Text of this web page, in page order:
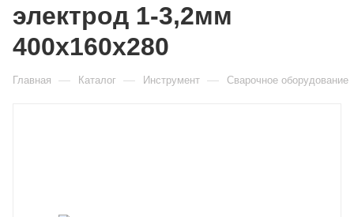
электрод 1-3,2мм
400х160х280
Главная — Каталог — Инструмент — Сварочное оборудование